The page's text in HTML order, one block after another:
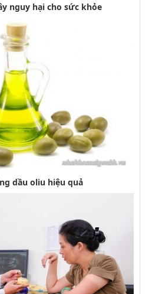
nguy hại cho sức khỏe
dầu oliu hiệu quả